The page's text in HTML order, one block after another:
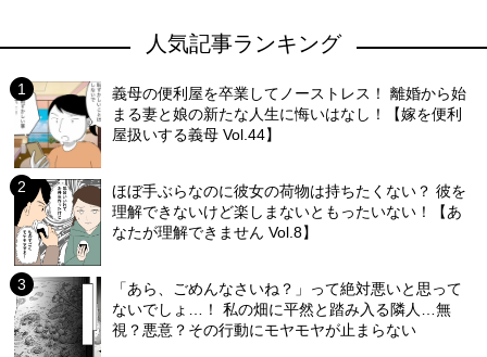
人気記事ランキング
義母の便利屋を卒業してノーストレス！ 離婚から始
まる妻と娘の新たな人生に悔いはなし！【嫁を便利
屋扱いする義母 Vol.44】
ほぼ手ぶらなのに彼女の荷物は持ちたくない？ 彼を
理解できないけど楽しまないともったいない！【あ
なたが理解できません Vol.8】
「あら、ごめんなさいね？」って絶対悪いと思って
ないでしょ…！ 私の畑に平然と踏み入る隣人…無
視？悪意？その行動にモヤモヤが止まらない